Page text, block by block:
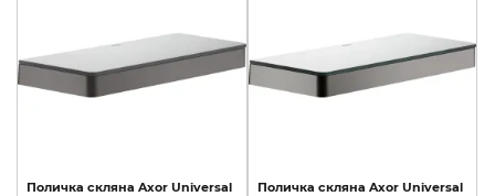
Поличка скляна Axor Universal
Поличка скляна Axor Universal